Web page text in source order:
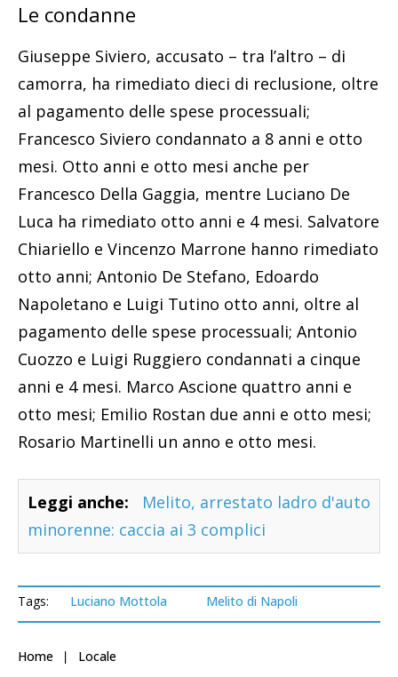
Le condanne
Giuseppe Siviero, accusato – tra l’altro – di
camorra, ha rimediato dieci di reclusione, oltre
al pagamento delle spese processuali;
Francesco Siviero condannato a 8 anni e otto
mesi. Otto anni e otto mesi anche per
Francesco Della Gaggia, mentre Luciano De
Luca ha rimediato otto anni e 4 mesi. Salvatore
Chiariello e Vincenzo Marrone hanno rimediato
otto anni; Antonio De Stefano, Edoardo
Napoletano e Luigi Tutino otto anni, oltre al
pagamento delle spese processuali; Antonio
Cuozzo e Luigi Ruggiero condannati a cinque
anni e 4 mesi. Marco Ascione quattro anni e
otto mesi; Emilio Rostan due anni e otto mesi;
Rosario Martinelli un anno e otto mesi.
Leggi anche:
Melito, arrestato ladro d'auto
minorenne: caccia ai 3 complici
Tags: Luciano Mottola Melito di Napoli
Home Locale